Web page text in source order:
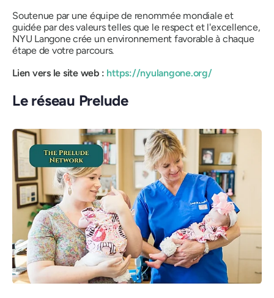
Soutenue par une équipe de renommée mondiale et
guidée par des valeurs telles que le respect et l'excellence,
NYU Langone crée un environnement favorable à chaque
étape de votre parcours.
Lien vers le site web : https://nyulangone.org/
Le réseau Prelude